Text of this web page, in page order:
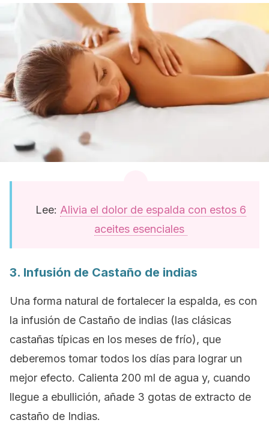
Lee: Alivia el dolor de espalda con estos 6
aceites esenciales
3. Infusión de Castaño de indias
Una forma natural de fortalecer la espalda, es con
la infusión de Castaño de indias (las clásicas
castañas típicas en los meses de frío), que
deberemos tomar todos los días para lograr un
mejor efecto. Calienta 200 ml de agua y, cuando
llegue a ebullición, añade 3 gotas de extracto de
castaño de Indias.